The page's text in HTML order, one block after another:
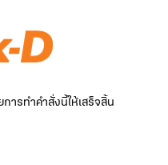
ารทำคำสั่งนี้ให้เสร็จสิ้น